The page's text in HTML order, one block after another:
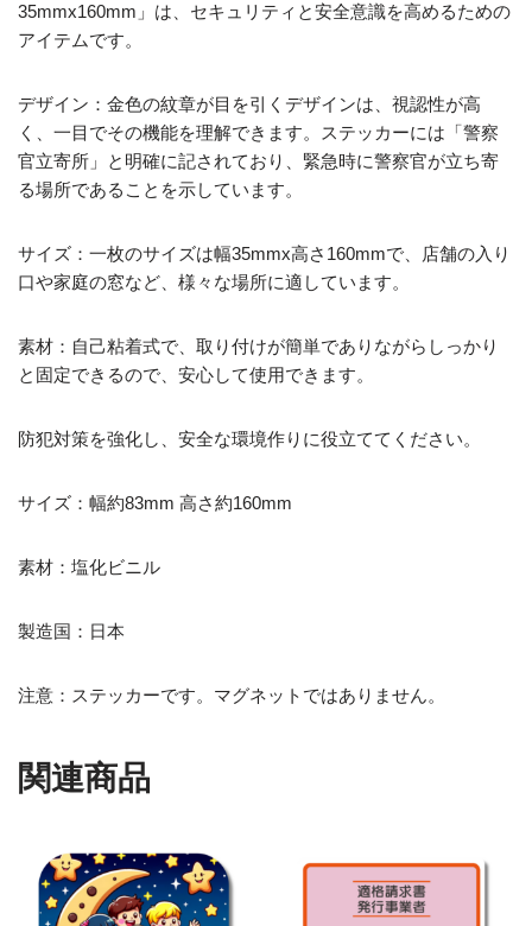
35mmx160mm」は、セキュリティと安全意識を高めるための
アイテムです。
デザイン：金色の紋章が目を引くデザインは、視認性が高
く、一目でその機能を理解できます。ステッカーには「警察
官立寄所」と明確に記されており、緊急時に警察官が立ち寄
る場所であることを示しています。
サイズ：一枚のサイズは幅35mmx高さ160mmで、店舗の入り
口や家庭の窓など、様々な場所に適しています。
素材：自己粘着式で、取り付けが簡単でありながらしっかり
と固定できるので、安心して使用できます。
防犯対策を強化し、安全な環境作りに役立ててください。
サイズ：幅約83mm 高さ約160mm
素材：塩化ビニル
製造国：日本
注意：ステッカーです。マグネットではありません。
関連商品